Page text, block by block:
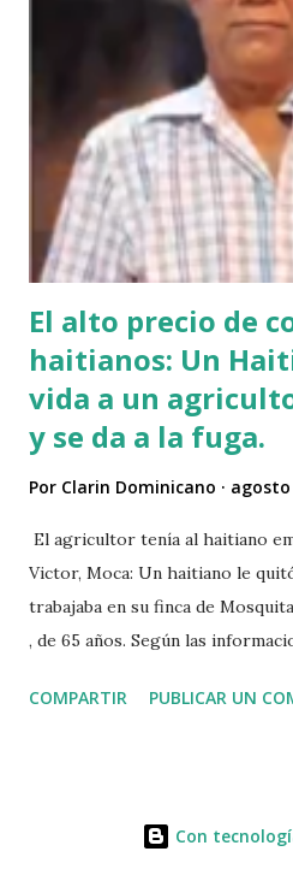
(@elrescatador528) Mas abajo
reportaje de Nuria Piera PARTE
El alto precio de
haitianos: Un
vida a un
y se da a la fuga.
Por Clarin Dominicano agosto
El agricultor tenía al haitiano
Victor, Moca: Un haitiano le
trabajaba en su finca de
, de 65 años. Según las
que el haitiano de inmediato se
dinero, por lo que este a su vez
COMPARTIR PUBLICAR UN
Con